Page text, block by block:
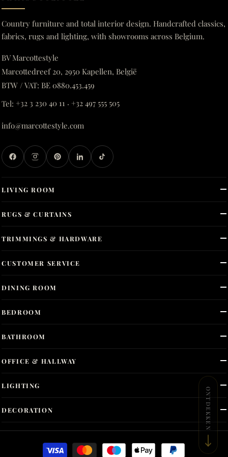
Country furniture and total interior design. Handcrafted classics,
fabrics, rugs and lighting, with showrooms across Belgium.
BV Marcottestyle
Marcottedreef 20, 2950 Kapellen, België
BTW / VAT: BE 0880.453.459
Tel: +32 3 230 40 11 · +32 497 555 505
info@marcottestyle.com
LIVING ROOM
DINING ROOM
BEDROOM
BATHROOM
OFFICE & HALLWAY
LIGHTING
DECORATION
RUGS & CURTAINS
TRIMMINGS & HARDWARE
CUSTOMER SERVICE
ONTDEKKEN